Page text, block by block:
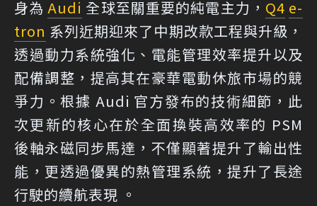
身為Audi 全球至關重要的純電主力， Q4 e-
tron 系列近期迎來了中期改款工程與升級，
透過動力系統強化、電能管理效率提升以及
配備調整，提高其在豪華電動休旅市場的競
爭力。根據 Audi 官方發布的技術細節，此
次更新的核心在於全面換裝高效率的 PSM
後軸永磁同步馬達，不僅顯著提升了輸出性
能，更透過優異的熱管理系統，提升了長途
行駛的續航表現 。